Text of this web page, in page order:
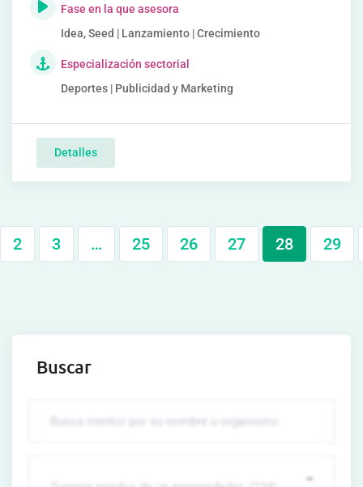
Fase en la que asesora
Idea, Seed | Lanzamiento | Crecimiento
Especialización sectorial
Deportes | Publicidad y Marketing
Detalles
2 3 … 25 26 27 28 29
Buscar